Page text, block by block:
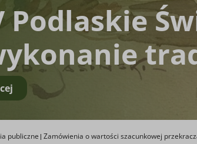
Podlaskie
publiczne Zamówienia o wartości szacunkowej